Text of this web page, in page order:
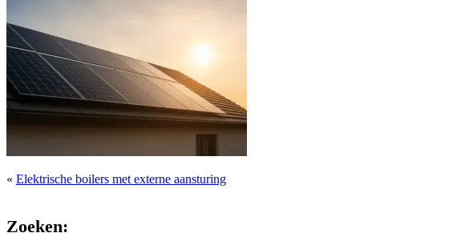
« Elektrische boilers met externe aansturing
Zoeken: